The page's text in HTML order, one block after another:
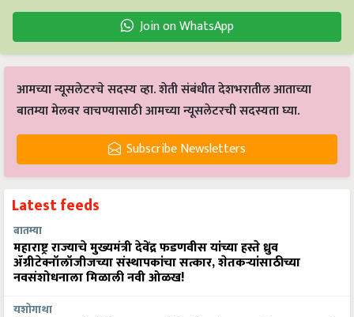
Join on WhatsApp
आमच्या न्यूसलेटरचे सदस्य व्हा. शेती संबंधीत देशभरातील आताच्या
बातम्या मेलवर वाचण्यासाठी आमच्या न्यूसलेटरची सदस्यता घ्या.
Subscribe Newsletters
Latest feeds
बातम्या
महाराष्ट्र राज्याचे मुख्यमंत्री देवेंद्र फडणवीस यांच्या हस्ते ध्रुव
ॲग्रीटेक्नॉलॉजीजच्या संस्थापकांचा सत्कार, शेतकऱ्यांसाठीच्या
नवसंशोधनाला मिळाली नवी ओळख!
यशोगाथा